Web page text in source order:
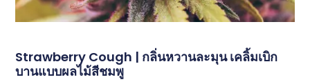
Strawberry Cough | กลิ่นหวานละมุน เคลิ้มเบิก
บานแบบผลไม้สีชมพู